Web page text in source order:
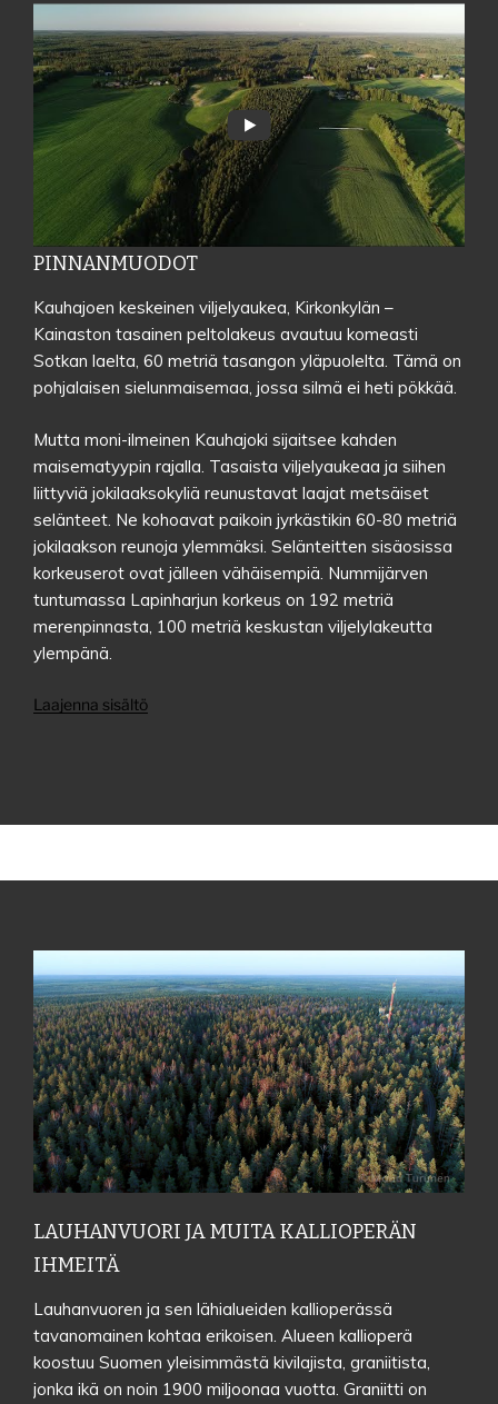
PINNANMUODOT
Kauhajoen keskeinen viljelyaukea, Kirkonkylän –
Kainaston tasainen peltolakeus avautuu komeasti
Sotkan laelta, 60 metriä tasangon yläpuolelta. Tämä on
pohjalaisen sielunmaisemaa, jossa silmä ei heti pökkää.
Mutta moni-ilmeinen Kauhajoki sijaitsee kahden
maisematyypin rajalla. Tasaista viljelyaukeaa ja siihen
liittyviä jokilaaksokyliä reunustavat laajat metsäiset
selänteet. Ne kohoavat paikoin jyrkästikin 60-80 metriä
jokilaakson reunoja ylemmäksi. Selänteitten sisäosissa
korkeuserot ovat jälleen vähäisempiä. Nummijärven
tuntumassa Lapinharjun korkeus on 192 metriä
merenpinnasta, 100 metriä keskustan viljelylakeutta
ylempänä.
Laajenna sisältö
Lauhanvuori on geologialtaan ihmeellinen. Siellä ikivanhaa graniittia peittää
Suomessa harvinainen hiekkakivi, joka on iältään enimmillään 700
LAUHANVUORI JA MUITA KALLIOPERÄN
IHMEITÄ
Lauhanvuoren ja sen lähialueiden kallioperässä
tavanomainen kohtaa erikoisen. Alueen kallioperä
koostuu Suomen yleisimmästä kivilajista, graniitista,
jonka ikä on noin 1900 miljoonaa vuotta. Graniitti on